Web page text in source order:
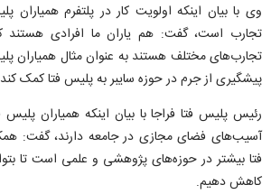
وی با بیان اینکه اولویت کار در پلتفرم همیاران
تجارب است، گفت: هم یاران ما افرادی هستند
تجارب‌های مختلف هستند به عنوان مثال همیاران
پیشگیری از جرم در حوزه سایبر به پلیس فتا کمک
رئیس پلیس فتا فراجا با بیان اینکه همیاران
آسیب‌های فضای مجازی در جامعه دارند، گفت:
فتا بیشتر در حوزه‌های پژوهشی و علمی است تا
کاهش دهیم.